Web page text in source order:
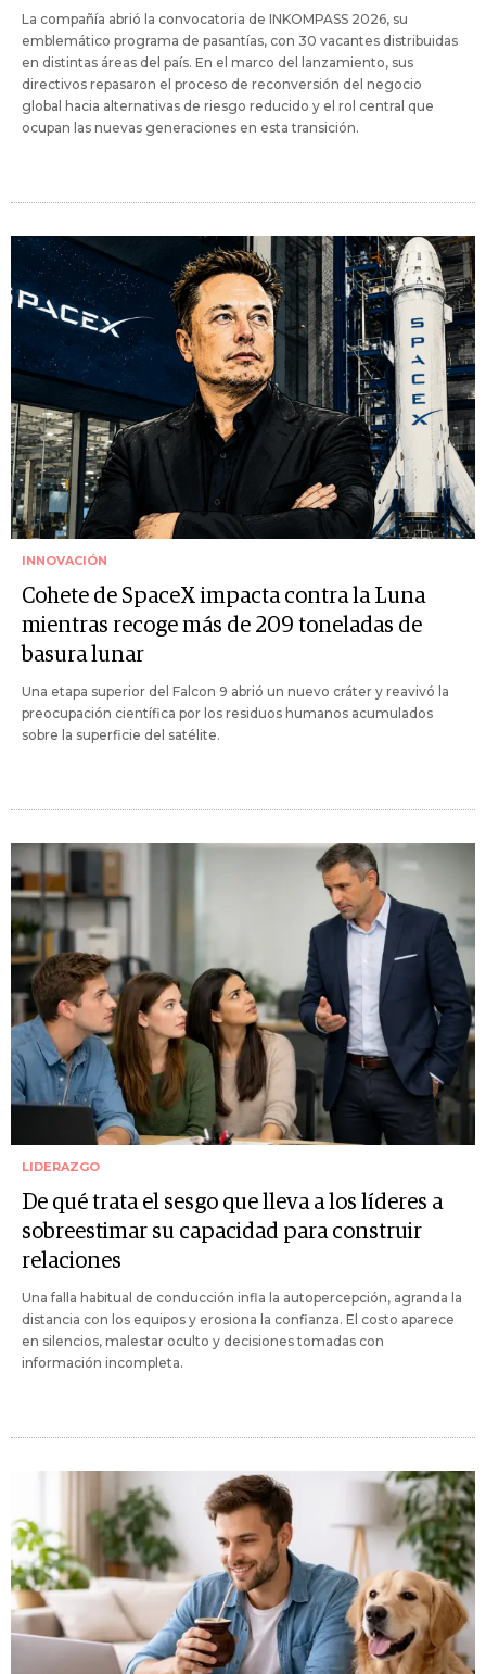
La compañía abrió la convocatoria de INKOMPASS 2026, su
emblemático programa de pasantías, con 30 vacantes distribuidas
en distintas áreas del país. En el marco del lanzamiento, sus
directivos repasaron el proceso de reconversión del negocio
global hacia alternativas de riesgo reducido y el rol central que
ocupan las nuevas generaciones en esta transición.
INNOVACIÓN
Cohete de SpaceX impacta contra la Luna
mientras recoge más de 209 toneladas de
basura lunar
Una etapa superior del Falcon 9 abrió un nuevo cráter y reavivó la
preocupación científica por los residuos humanos acumulados
sobre la superficie del satélite.
LIDERAZGO
De qué trata el sesgo que lleva a los líderes a
sobreestimar su capacidad para construir
relaciones
Una falla habitual de conducción infla la autopercepción, agranda la
distancia con los equipos y erosiona la confianza. El costo aparece
en silencios, malestar oculto y decisiones tomadas con
información incompleta.